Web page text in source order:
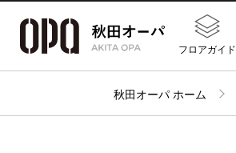
フロアガイド
秋田オーパ ホーム